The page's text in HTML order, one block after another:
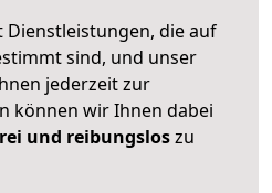
Dienstleistungen, die auf
sind, und unser
jederzeit zur
können wir Ihnen dabei
und reibungsloszu